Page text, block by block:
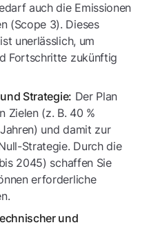
auch die Emissionen
(Scope 3). Dieses
unerlässlich, um
Fortschritte zukünftig
Strategie: Der Plan
Zielen (z. B. 40 %
und damit zur
Strategie. Durch die
2045) schaffen Sie
erforderliche
und